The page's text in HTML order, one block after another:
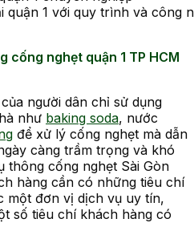
quận 1 với quy trình và công
cống nghẹt quận 1 TP HCM
người dân chỉ sử dụng
như baking soda, nước
để xử lý cống nghẹt mà dẫn
càng trầm trọng và khó
thông cống nghẹt Sài Gòn
hàng cần có những tiêu chí
một đơn vị dịch vụ uy tín,
số tiêu chí khách hàng có